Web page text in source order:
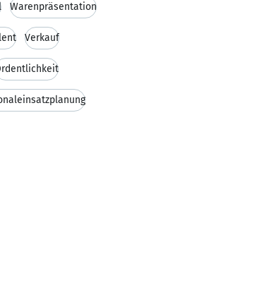
Warenpräsentation
Verkauf